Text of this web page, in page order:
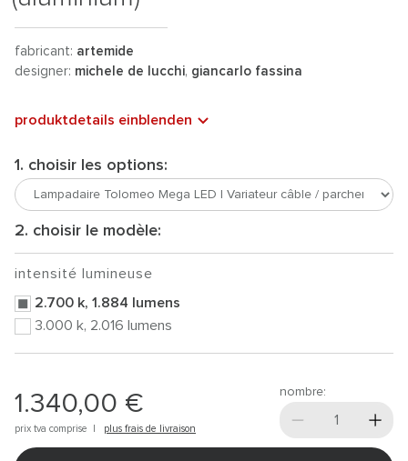
fabricant: artemide
designer: michele de lucchi, giancarlo fassina
produktdetails einblenden
1. choisir les options:
2. choisir le modèle:
intensité lumineuse
2.700 k, 1.884 lumens
3.000 k, 2.016 lumens
1.340,00 €
prix tva comprise | plus frais de livraison
nombre: